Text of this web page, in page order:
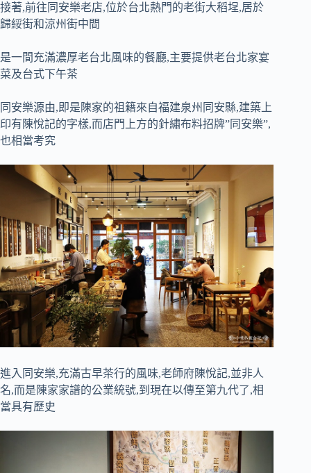
接著,前往同安樂老店,位於台北熱門的老街大稻埕,居於
歸綏街和涼州街中間
是一間充滿濃厚老台北風味的餐廳,主要提供老台北家宴
菜及台式下午茶
同安樂源由,即是陳家的祖籍來自福建泉州同安縣,建築上
印有陳悅記的字樣,而店門上方的針繡布料招牌”同安樂”,
也相當考究
進入同安樂,充滿古早茶行的風味,老師府陳悅記,並非人
名,而是陳家家譜的公業統號,到現在以傳至第九代了,相
當具有歷史